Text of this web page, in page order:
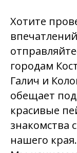
Хотите
городам
Галич и
обещает
красивые
знакомства
нашего края.